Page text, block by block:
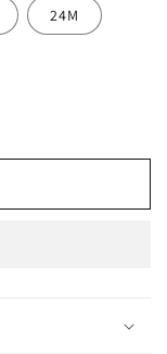
24M